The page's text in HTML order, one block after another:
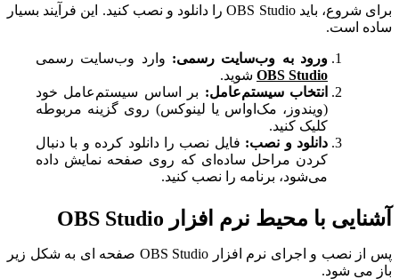
برای شروع، باید OBS Studio را دانلود و نصب کنید. این فرآیند بسیار
ساده است.
ورود به وب‌سایت رسمی: وارد وب‌سایت رسمی
OBS Studio شوید.
انتخاب سیستم‌عامل: بر اساس سیستم‌عامل خود
(ویندوز، مک‌او‌اس یا لینوکس) روی گزینه مربوطه
کلیک کنید.
دانلود و نصب: فایل نصب را دانلود کرده و با دنبال
کردن مراحل ساده‌ای که روی صفحه نمایش داده
می‌شود، برنامه را نصب کنید.
آشنایی با محیط نرم افزار OBS Studio
پس از نصب و اجرای نرم افزار OBS Studio صفحه ای به شکل زیر
باز می شود.